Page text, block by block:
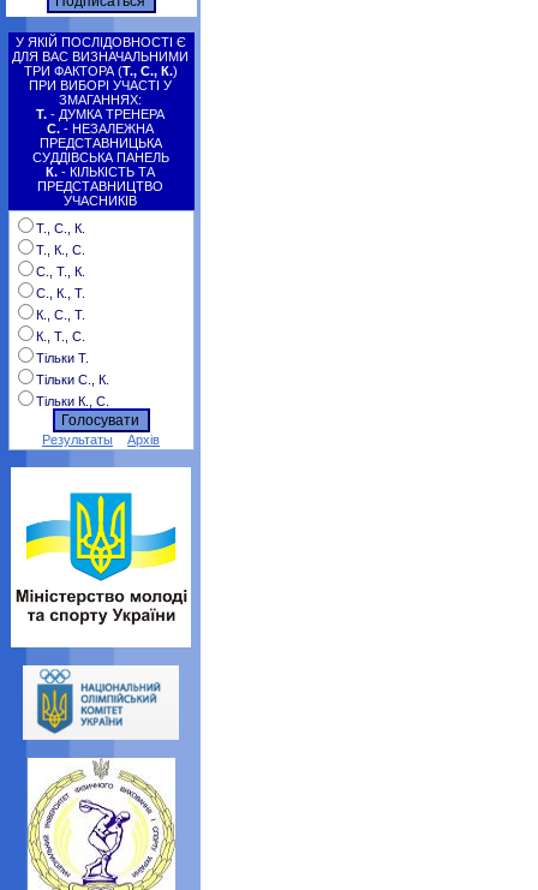
У ЯКІЙ ПОСЛІДОВНОСТІ Є
ДЛЯ ВАС ВИЗНАЧАЛЬНИМИ
ТРИ ФАКТОРА (Т., С., К.)
ПРИ ВИБОРІ УЧАСТІ У
ЗМАГАННЯХ:
Т. - ДУМКА ТРЕНЕРА
С. - НЕЗАЛЕЖНА
ПРЕДСТАВНИЦЬКА
СУДДІВСЬКА ПАНЕЛЬ
К. - КІЛЬКІСТЬ ТА
ПРЕДСТАВНИЦТВО
УЧАСНИКІВ
Т., С., К.
Т., К., С.
С., Т., К.
С., К., Т.
К., С., Т.
К., Т., С.
Тільки Т.
Тільки С., К.
Тільки К., С.
Результаты Архів